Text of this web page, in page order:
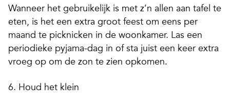
Wanneer het gebruikelijk is met z’n allen aan tafel te
eten, is het een extra groot feest om eens per
maand te picknicken in de woonkamer. Las een
periodieke pyjama-dag in of sta juist een keer extra
vroeg op om de zon te zien opkomen.
6. Houd het klein